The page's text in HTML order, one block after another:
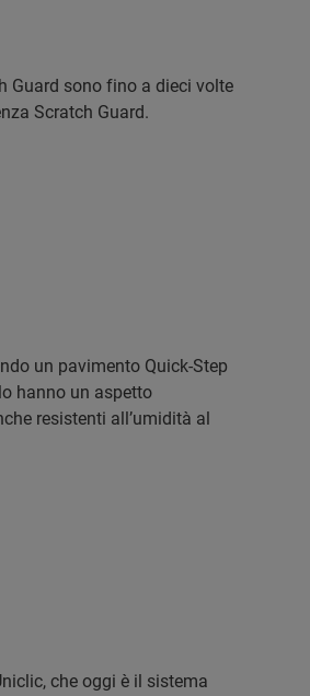
Guard sono fino a dieci volte
Scratch Guard.
un pavimento Quick-Step
hanno un aspetto
resistenti all’umidità al
che oggi è il sistema